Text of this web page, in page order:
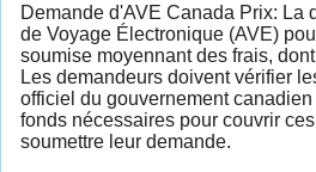
Demande d'AVE Canada Prix: La
de Voyage Électronique (AVE)
soumise moyennant des frais,
Les demandeurs doivent vérifier
officiel du gouvernement
fonds nécessaires pour couvrir
soumettre leur demande.